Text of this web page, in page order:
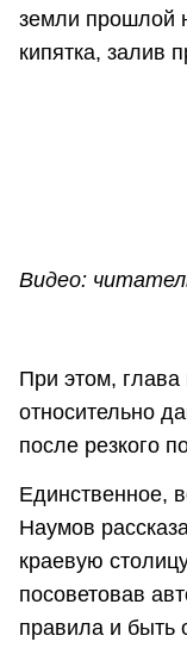
земли прошлой
кипятка, залив
Видео:
При этом, глава
относительно
после резкого
Единственное,
Наумов
краевую
посоветовав
правила и быть